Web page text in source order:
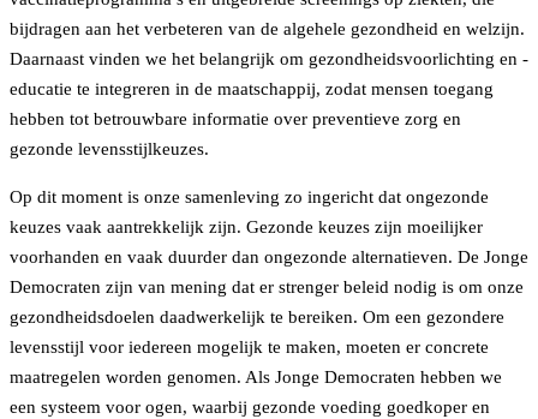
bijdragen aan het verbeteren van de algehele gezondheid en welzijn.
Daarnaast vinden we het belangrijk om gezondheidsvoorlichting en -
educatie te integreren in de maatschappij, zodat mensen toegang
hebben tot betrouwbare informatie over preventieve zorg en
gezonde levensstijlkeuzes.
Op dit moment is onze samenleving zo ingericht dat ongezonde
keuzes vaak aantrekkelijk zijn. Gezonde keuzes zijn moeilijker
voorhanden en vaak duurder dan ongezonde alternatieven. De Jonge
Democraten zijn van mening dat er strenger beleid nodig is om onze
gezondheidsdoelen daadwerkelijk te bereiken. Om een gezondere
levensstijl voor iedereen mogelijk te maken, moeten er concrete
maatregelen worden genomen. Als Jonge Democraten hebben we
een systeem voor ogen, waarbij gezonde voeding goedkoper en